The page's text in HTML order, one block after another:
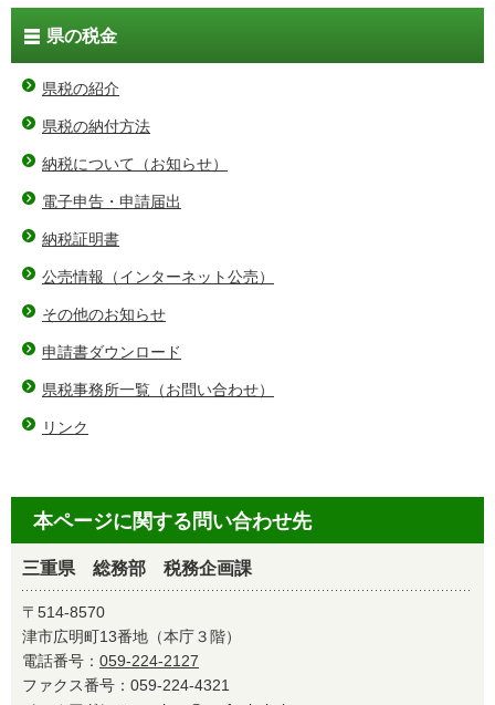
県の税金
県税の紹介
県税の納付方法
納税について（お知らせ）
電子申告・申請届出
納税証明書
公売情報（インターネット公売）
その他のお知らせ
申請書ダウンロード
県税事務所一覧（お問い合わせ）
リンク
本ページに関する問い合わせ先
三重県 総務部 税務企画課
〒514-8570
津市広明町13番地（本庁３階）
電話番号： 059-224-2127
ファクス番号：059-224-4321